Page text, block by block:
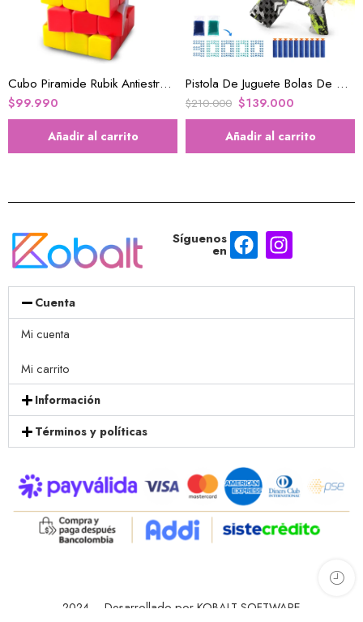
Cubo Piramide Rubik Antiestres Dinámico
$99.990
Añadir al carrito
Pistola De Juguete Bolas De Gel Diversion Niños
$210.000 $139.000
Añadir al carrito
Síguenos
en
Cuenta
Mi cuenta
Mi carrito
Información
Términos y políticas
2024 – Desarrollado por KOBALT SOFTWARE